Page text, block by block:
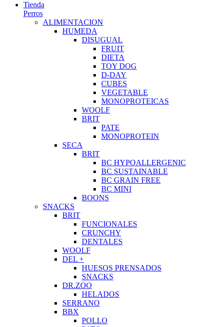
Tienda
Perros
ALIMENTACION
HUMEDA
DISUGUAL
FRUIT
DIETA
TOY DOG
D-DAY
CUBES
VEGETABLE
MONOPROTEICAS
WOOLF
BRIT
PATE
MONOPROTEIN
SECA
BRIT
BC HYPOALLERGENIC
BC SUSTAINABLE
BC GRAIN FREE
BC MINI
BOONS
SNACKS
BRIT
FUNCIONALES
CRUNCHY
DENTALES
WOOLF
DEL +
HUESOS PRENSADOS
SNACKS
DR.ZOO
HELADOS
SERRANO
BBX
POLLO